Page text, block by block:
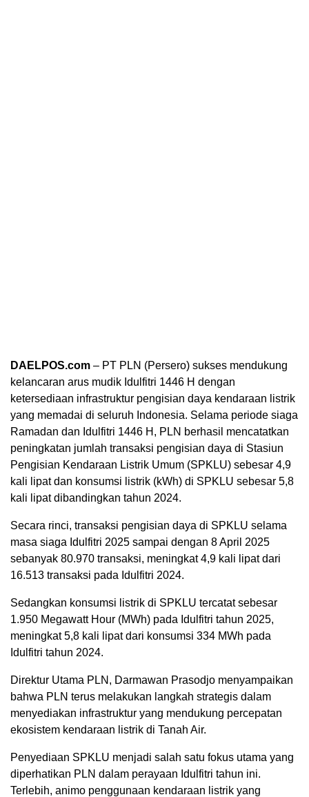
DAELPOS.com – PT PLN (Persero) sukses mendukung
kelancaran arus mudik Idulfitri 1446 H dengan
ketersediaan infrastruktur pengisian daya kendaraan listrik
yang memadai di seluruh Indonesia. Selama periode siaga
Ramadan dan Idulfitri 1446 H, PLN berhasil mencatatkan
peningkatan jumlah transaksi pengisian daya di Stasiun
Pengisian Kendaraan Listrik Umum (SPKLU) sebesar 4,9
kali lipat dan konsumsi listrik (kWh) di SPKLU sebesar 5,8
kali lipat dibandingkan tahun 2024.
Secara rinci, transaksi pengisian daya di SPKLU selama
masa siaga Idulfitri 2025 sampai dengan 8 April 2025
sebanyak 80.970 transaksi, meningkat 4,9 kali lipat dari
16.513 transaksi pada Idulfitri 2024.
Sedangkan konsumsi listrik di SPKLU tercatat sebesar
1.950 Megawatt Hour (MWh) pada Idulfitri tahun 2025,
meningkat 5,8 kali lipat dari konsumsi 334 MWh pada
Idulfitri tahun 2024.
Direktur Utama PLN, Darmawan Prasodjo menyampaikan
bahwa PLN terus melakukan langkah strategis dalam
menyediakan infrastruktur yang mendukung percepatan
ekosistem kendaraan listrik di Tanah Air.
Penyediaan SPKLU menjadi salah satu fokus utama yang
diperhatikan PLN dalam perayaan Idulfitri tahun ini.
Terlebih, animo penggunaan kendaraan listrik yang